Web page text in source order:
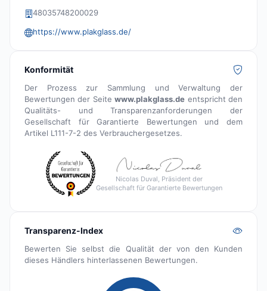
48035748200029
https://www.plakglass.de/
Konformität
Der Prozess zur Sammlung und Verwaltung der
Bewertungen der Seitewww.plakglass.de entspricht den
Qualitäts- und Transparenzanforderungen der
Gesellschaft für Garantierte Bewertungen und dem
Artikel L111-7-2 des Verbrauchergesetzes.
Nicolas Duval, Präsident der
Gesellschaft für Garantierte Bewertungen
Transparenz-Index
Bewerten Sie selbst die Qualität der von den Kunden
dieses Händlers hinterlassenen Bewertungen.